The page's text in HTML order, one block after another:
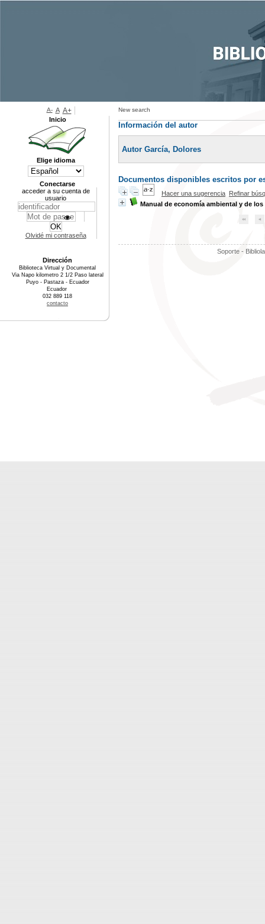
New search
Información del autor
Autor García, Dolores
Documentos disponibles escritos por
Hacer una sugerencia Refinar
Manual de economía ambiental y de
Soporte -
A- A A+
Inicio
Elige idioma
Conectarse
acceder a su cuenta de
usuario
Olvidé mi contraseña
Dirección
Biblioteca Virtual y Documental
Via Napo kilometro 2 1/2 Paso lateral
Puyo - Pastaza - Ecuador
Ecuador
032 889 118
contacto